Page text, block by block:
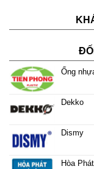
Ống
Dekko
Dismy
Hòa Phát